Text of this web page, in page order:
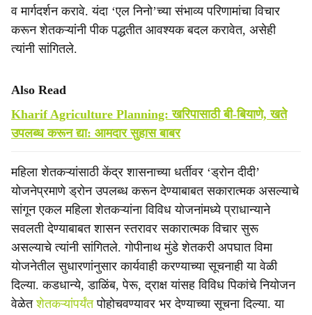
व मार्गदर्शन करावे. यंदा ‘एल निनो’च्या संभाव्य परिणामांचा विचार
करून शेतकऱ्यांनी पीक पद्धतीत आवश्यक बदल करावेत, असेही
त्यांनी सांगितले.
Also Read
Kharif Agriculture Planning: खरिपासाठी बी-बियाणे, खते
उपलब्ध करून द्या: आमदार सुहास बाबर
महिला शेतकऱ्यांसाठी केंद्र शासनाच्या धर्तीवर ‘ड्रोन दीदी’
योजनेप्रमाणे ड्रोन उपलब्ध करून देण्याबाबत सकारात्मक असल्याचे
सांगून एकल महिला शेतकऱ्यांना विविध योजनांमध्ये प्राधान्याने
सवलती देण्याबाबत शासन स्तरावर सकारात्मक विचार सुरू
असल्याचे त्यांनी सांगितले. गोपीनाथ मुंडे शेतकरी अपघात विमा
योजनेतील सुधारणांनुसार कार्यवाही करण्याच्या सूचनाही या वेळी
दिल्या. कडधान्ये, डाळिंब, पेरू, द्राक्ष यांसह विविध पिकांचे नियोजन
वेळेतशेतकऱ्यांपर्यंतपोहोचवण्यावर भर देण्याच्या सूचना दिल्या. या